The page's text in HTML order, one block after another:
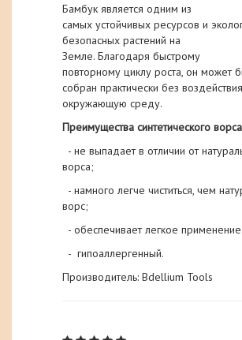
Бамбук является одним из
самых устойчивых ресурсов и
безопасных растений на
Земле. Благодаря быстрому
повторному циклу роста , он может
собран практически без
окружающую среду.
Преимущества синтетического
- не выпадает в отличии от
ворса;
- намного легче чиститься, чем
ворс;
- обеспечивает легкое
- гипоаллергенный.
Производитель: Bdellium Tools